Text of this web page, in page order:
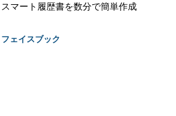
スマート履歴書を数分で簡単作成
フェイスブック